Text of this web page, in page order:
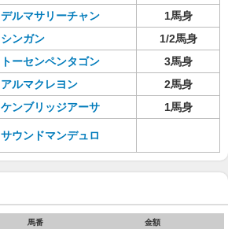
デルマサリーチャン
1馬身
シンガン
1/2馬身
トーセンペンタゴン
3馬身
アルマクレヨン
2馬身
ケンブリッジアーサ
1馬身
サウンドマンデュロ
馬番 金額